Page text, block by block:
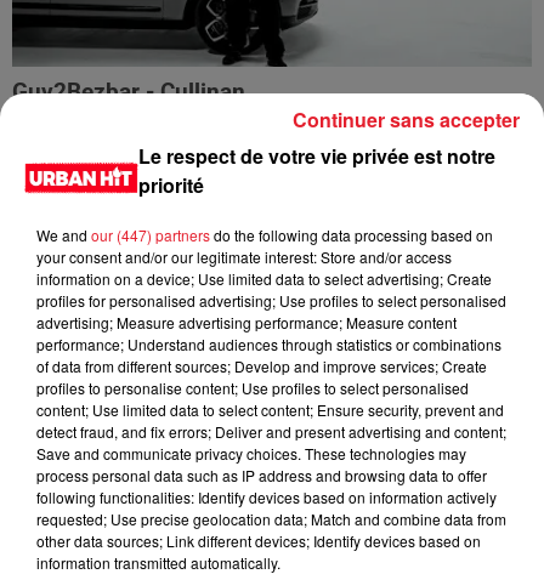
Guy2Bezbar - Cullinan
HIMRA, NINHO, NO PAIN NO GAIN - DANS LE DOS
Le respect de votre vie privée est notre
priorité
We and our (447) partnersdo the following data processing based on
your consent and/or our legitimate interest: Store and/or access
information on a device; Use limited data to select advertising; Create
profiles for personalised advertising; Use profiles to select personalised
advertising; Measure advertising performance; Measure content
performance; Understand audiences through statistics or combinations
of data from different sources; Develop and improve services; Create
profiles to personalise content; Use profiles to select personalised
content; Use limited data to select content; Ensure security, prevent and
detect fraud, and fix errors; Deliver and present advertising and content;
Save and communicate privacy choices. These technologies may
process personal data such as IP address and browsing data to offer
following functionalities: Identify devices based on information actively
requested; Use precise geolocation data; Match and combine data from
other data sources; Link different devices; Identify devices based on
information transmitted automatically.
Continuer sans accepter